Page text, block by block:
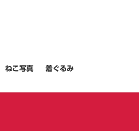
ねこ写真 着ぐるみ